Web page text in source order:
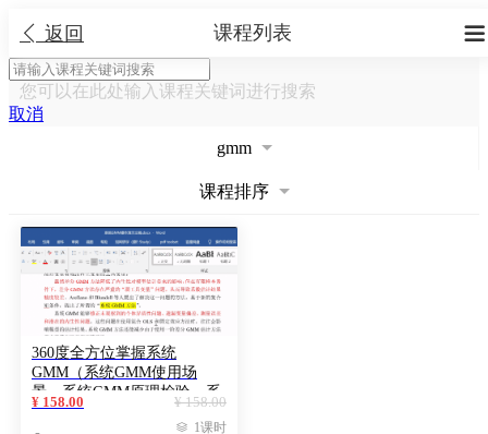
 返回 
课程列表
您可以在此处输入课程关键词进行搜索
取消
gmm
课程排序
360度全方位掌握系统
GMM（系统GMM使用场
景、系统GMM原理检验、系
统GMM动态面板模型解析、
¥ 158.00
¥ 158.00
 1课时